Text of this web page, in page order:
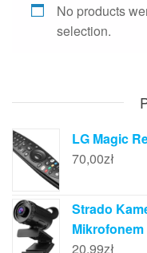
No products
selection.
LG Magic
70,00zł
Strado
Mikrofonem
20,99zł